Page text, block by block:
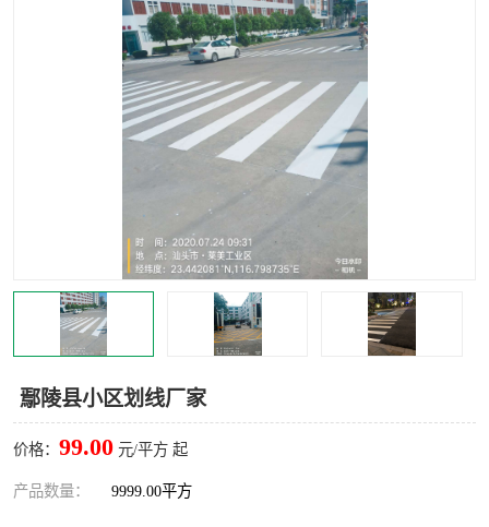
鄢陵县小区划线厂家
价格： 99.00 元/平方 起
产品数量： 9999.00平方
道路划线